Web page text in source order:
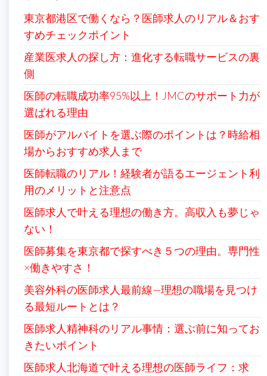
送
り東京都港区で働くなら？医師求人のリアル＆おす
すめチェックポイント
産業医求人の探し方：進化する転職サービスの裏
側
医師の転職成功率95%以上！JMCのサポート力が
選ばれる理由
医師がアルバイトを選ぶ際のポイントは？時給相
場からおすすめ求人まで
医師転職のリアル！経験者が語るエージェント利
用のメリットと注意点
医師求人で叶える理想の働き方。高収入も夢じゃ
ない！
医師募集を東京都で探すべき５つの理由。専門性
×働きやすさ！
美容外科の医師求人最前線—理想の職場を見つけ
る最短ルートとは？
医師求人精神科のリアル事情：選ぶ前に知ってお
きたいポイント
医師求人北海道で叶える理想の医師ライフ：求